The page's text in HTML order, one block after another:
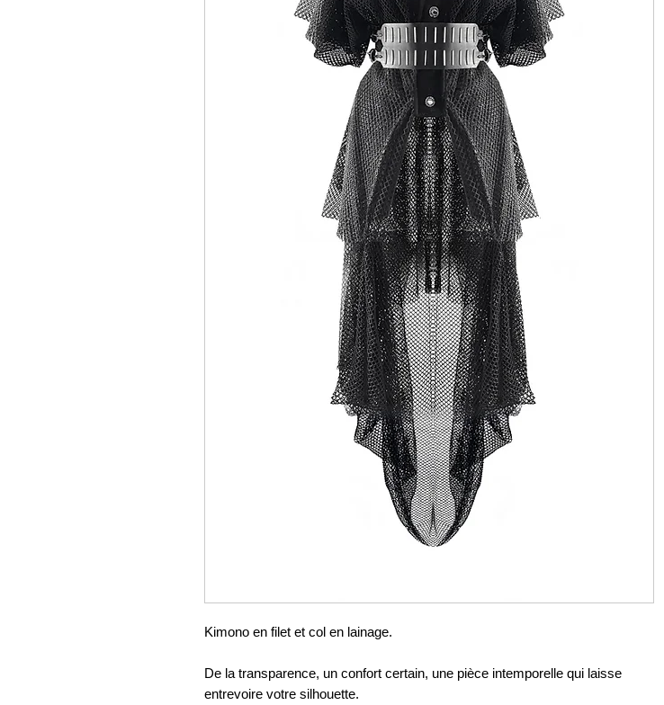
Kimono en filet et col en lainage.
De la transparence, un confort certain, une pièce intemporelle qui laisse
entrevoire votre silhouette.